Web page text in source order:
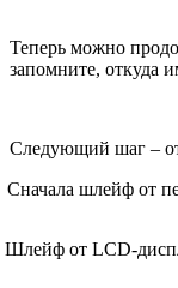
Теперь можно
запомните, откуда
Следующий шаг –
Сначала шлейф от
Шлейф от LCD-